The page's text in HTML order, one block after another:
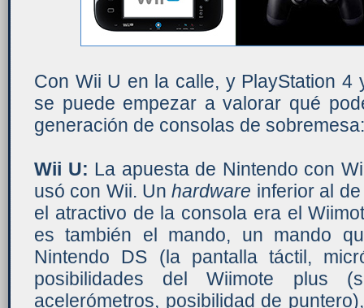
Con Wii U en la calle, y PlayStation 4
se puede empezar a valorar qué
generación de consolas de sobremesa:
Wii U: La apuesta de Nintendo con
usó con Wii. Unhardware inferior al
el atractivo de la consola era el
es también el mando, un mando
Nintendo DS (la pantalla táctil,
posibilidades del Wiimote plus
acelerómetros, posibilidad de